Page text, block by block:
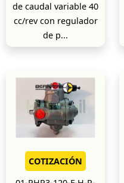
de caudal variable 40
cc/rev con regulador
de p...
COTIZACIÓN